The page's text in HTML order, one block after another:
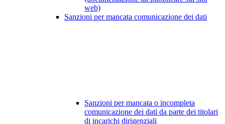
web)
Sanzioni per mancata comunicazione dei dati
Sanzioni per mancata o incompleta
comunicazione dei dati da parte dei titolari
di incarichi dirigenziali